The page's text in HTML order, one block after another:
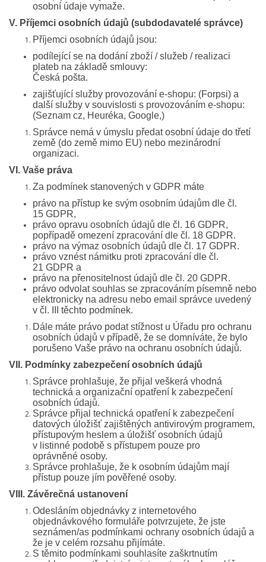
osobní údaje vymaže.
V. Příjemci osobních údajů (subdodavatelé správce)
Příjemci osobních údajů jsou:
podílející se na dodání zboží / služeb / realizaci
plateb na základě smlouvy:
Česká pošta.
zajišťující služby provozování e-shopu: (Forpsi) a
další služby v souvislosti s provozováním e-shopu:
(Seznam cz, Heuréka, Google,)
Správce nemá v úmyslu předat osobní údaje do třetí
země (do země mimo EU) nebo mezinárodní
organizaci.
VI. Vaše práva
Za podmínek stanovených v GDPR máte
právo na přístup ke svým osobním údajům dle čl.
15 GDPR,
právo opravu osobních údajů dle čl. 16 GDPR,
popřípadě omezení zpracování dle čl. 18 GDPR.
právo na výmaz osobních údajů dle čl. 17 GDPR.
právo vznést námitku proti zpracování dle čl.
21 GDPR a
právo na přenositelnost údajů dle čl. 20 GDPR.
právo odvolat souhlas se zpracováním písemně nebo
elektronicky na adresu nebo email správce uvedený
v čl. III těchto podmínek.
Dále máte právo podat stížnost u Úřadu pro ochranu
osobních údajů v případě, že se domníváte, že bylo
porušeno Vaše právo na ochranu osobních údajů.
VII. Podmínky zabezpečení osobních údajů
Správce prohlašuje, že přijal veškerá vhodná
technická a organizační opatření k zabezpečení
osobních údajů.
Správce přijal technická opatření k zabezpečení
datových úložišť zajištěných antivirovým programem,
přístupovým heslem a úložišť osobních údajů
v listinné podobě s přístupem pouze pro
oprávněné osoby.
Správce prohlašuje, že k osobním údajům mají
přístup pouze jím pověřené osoby.
VIII. Závěrečná ustanovení
Odesláním objednávky z internetového
objednávkového formuláře potvrzujete, že jste
seznámen/as podmínkami ochrany osobních údajů a
že je v celém rozsahu přijímáte.
S těmito podmínkami souhlasíte zaškrtnutím